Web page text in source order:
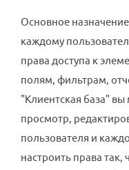
Основное
каждому
права доступа к
полям, фильтрам,
"Клиентская база" вы
просмотр,
пользователя и
настроить права